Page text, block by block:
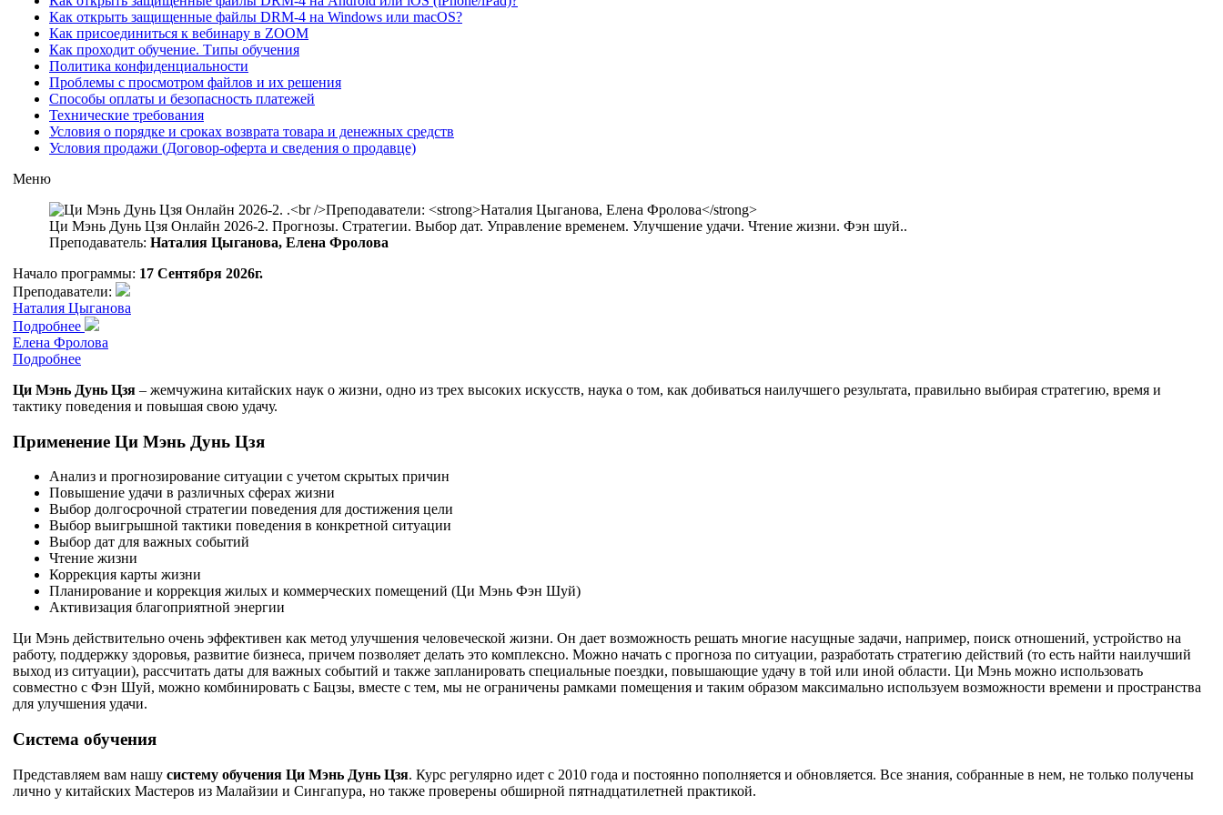
Как открыть защищенные файлы DRM-4 на Windows или macOS?
Как присоединиться к вебинару в ZOOM
Как проходит обучение. Типы обучения
Политика конфиденциальности
Проблемы с просмотром файлов и их решения
Способы оплаты и безопасность платежей
Технические требования
Условия о порядке и сроках возврата товара и денежных средств
Условия продажи (Договор-оферта и сведения о продавце)
Меню
Ци Мэнь Дунь Цзя Онлайн 2026-2. Прогнозы. Стратегии. Выбор дат. Управление временем. Улучшение удачи. Чтение жизни. Фэн шуй..
Преподаватель: Наталия Цыганова, Елена Фролова
Начало программы: 17 Сентября 2026г.
Преподаватели:
Наталия Цыганова
Подробнее
Елена Фролова
Подробнее
Ци Мэнь Дунь Цзя – жемчужина китайских наук о жизни, одно из трех высоких искусств, наука о том, как добиваться наилучшего результата, правильно выбирая стратегию, время и
тактику поведения и повышая свою удачу.
Применение Ци Мэнь Дунь Цзя
Анализ и прогнозирование ситуации с учетом скрытых причин
Повышение удачи в различных сферах жизни
Выбор долгосрочной стратегии поведения для достижения цели
Выбор выигрышной тактики поведения в конкретной ситуации
Выбор дат для важных событий
Чтение жизни
Коррекция карты жизни
Планирование и коррекция жилых и коммерческих помещений (Ци Мэнь Фэн Шуй)
Активизация благоприятной энергии
Ци Мэнь действительно очень эффективен как метод улучшения человеческой жизни. Он дает возможность решать многие насущные задачи, например, поиск отношений, устройство на
работу, поддержку здоровья, развитие бизнеса, причем позволяет делать это комплексно. Можно начать с прогноза по ситуации, разработать стратегию действий (то есть найти наилучший
выход из ситуации), рассчитать даты для важных событий и также запланировать специальные поездки, повышающие удачу в той или иной области. Ци Мэнь можно использовать
совместно с Фэн Шуй, можно комбинировать с Бацзы, вместе с тем, мы не ограничены рамками помещения и таким образом максимально используем возможности времени и пространства
для улучшения удачи.
Система обучения
Представляем вам нашу систему обучения Ци Мэнь Дунь Цзя. Курс регулярно идет с 2010 года и постоянно пополняется и обновляется. Все знания, собранные в нем, не только получены
лично у китайских Мастеров из Малайзии и Сингапура, но также проверены обширной пятнадцатилетней практикой.